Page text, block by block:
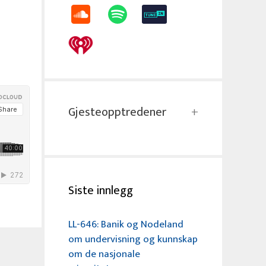
Gjesteopptredener
Siste innlegg
LL-646: Banik og Nodeland
om undervisning og kunnskap
om de nasjonale